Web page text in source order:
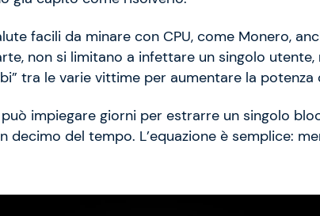
facili da minare con CPU, come Monero,
non si limitano a infettare un singolo
tra le varie vittime per aumentare la potenza
impiegare giorni per estrarre un singolo
del tempo. L’equazione è semplice: